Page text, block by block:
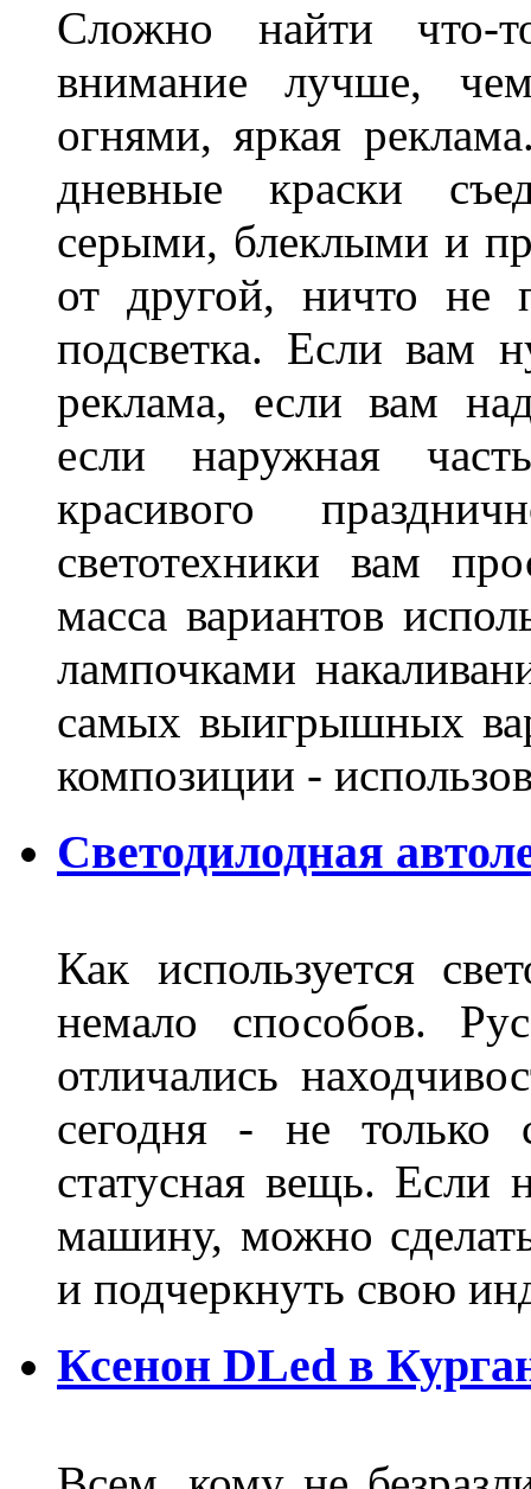
Сложно найти что-
внимание лучше,
огнями, яркая
дневные краски
серыми, блеклыми и
от другой, ничто не
подсветка. Если вам
реклама, если вам
если наружная
красивого
светотехники вам
масса вариантов
лампочками
самых выигрышных
композиции -
Светодилодная
Как используется
немало способов.
отличались
сегодня - не только
статусная вещь. Если
машину, можно
и подчеркнуть свою
Ксенон DLed в